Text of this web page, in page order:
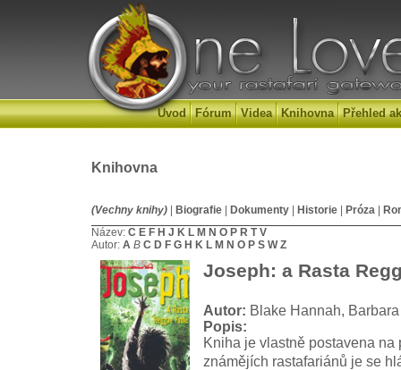
Úvod Fórum Videa Knihovna Přehled
Knihovna
(Vechny knihy) Biografie Dokumenty Historie Próza
Název: C E F H J K L M N O P R T V
Autor: A B C D F G H K L M N O P S W Z
Joseph: a Rasta
Autor: Blake Hannah,
Popis:
Kniha je vlastně postavena na
známějích rastafariánů je se